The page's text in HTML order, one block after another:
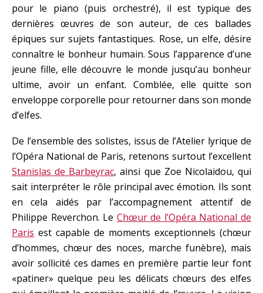
pour le piano (puis orchestré), il est typique des
dernières œuvres de son auteur, de ces ballades
épiques sur sujets fantastiques. Rose, un elfe, désire
connaître le bonheur humain. Sous l’apparence d’une
jeune fille, elle découvre le monde jusqu’au bonheur
ultime, avoir un enfant. Comblée, elle quitte son
enveloppe corporelle pour retourner dans son monde
d’elfes.
De l’ensemble des solistes, issus de l’Atelier lyrique de
l’Opéra National de Paris, retenons surtout l’excellent
Stanislas de Barbeyrac, ainsi que Zoe Nicolaidou, qui
sait interpréter le rôle principal avec émotion. Ils sont
en cela aidés par l’accompagnement attentif de
Philippe Reverchon. Le Chœur de l’Opéra National de
Paris est capable de moments exceptionnels (chœur
d’hommes, chœur des noces, marche funèbre), mais
avoir sollicité ces dames en première partie leur font
«patiner» quelque peu les délicats chœurs des elfes